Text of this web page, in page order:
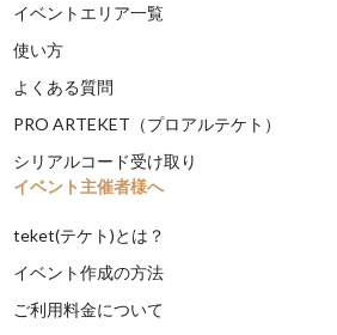
イベントエリア一覧
使い方
よくある質問
PRO ARTEKET（プロアルテケト）
シリアルコード受け取り
イベント主催者様へ
teket(テケト)とは？
イベント作成の方法
ご利用料金について